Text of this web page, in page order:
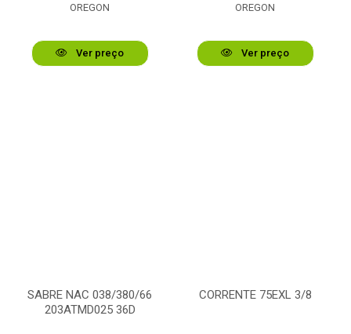
OREGON
Ver preço
OREGON
Ver preço
SABRE NAC 038/380/66
203ATMD025 36D
CORRENTE 75EXL 3/8